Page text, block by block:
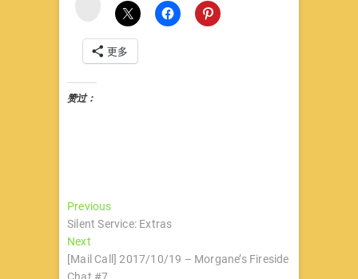
更多
赞过：
文
章
导
PreviousPrevious
post:
Silent Service: Extras
NextNext
post:
[Mail Call] 2017/10/19 – Morgane’s Fireside
Chat #7